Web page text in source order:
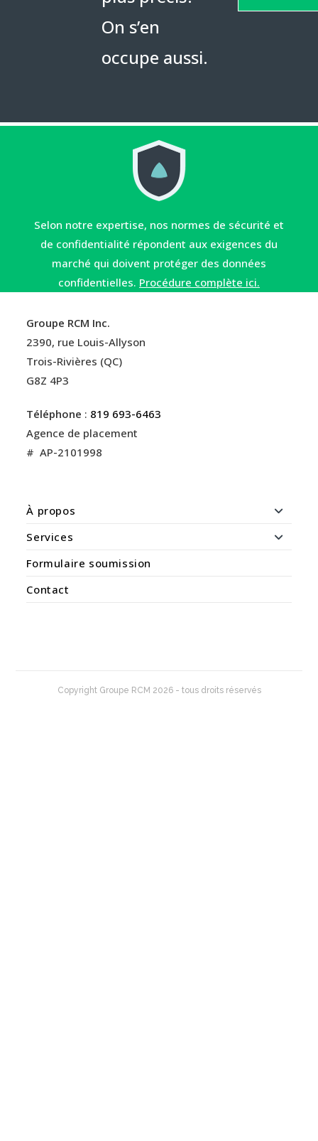
On s’en
occupe aussi.
Selon notre expertise, nos normes de sécurité et
de confidentialité répondent aux exigences du
marché qui doivent protéger des données
confidentielles. Procédure complète ici.
Groupe RCM Inc.
2390, rue Louis-Allyson
Trois-Rivières (QC)
G8Z 4P3
Téléphone : 819 693-6463
Agence de placement
# AP-2101998
À propos
Services
Formulaire soumission
Contact
Copyright Groupe RCM 2026 - tous droits réservés